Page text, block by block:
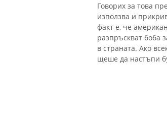
Говорих за това
използва и
факт е, че
разпръскват боба
в страната. Ако
щеше да настъпи